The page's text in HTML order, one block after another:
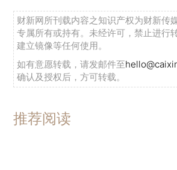
财新网所刊载内容之知识产权为财新传
专属所有或持有。未经许可，禁止进行
建立镜像等任何使用。
如有意愿转载，请发邮件至
确认及授权后，方可转载。
推荐阅读